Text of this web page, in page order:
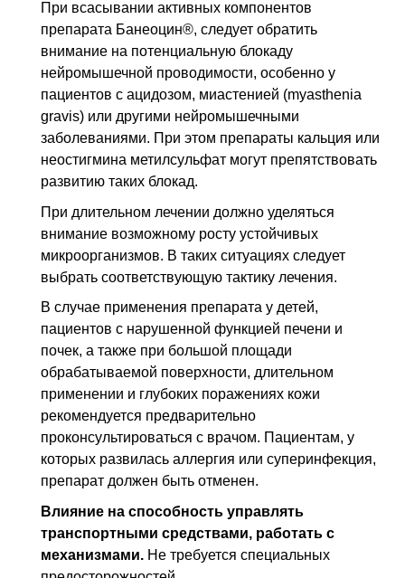
При всасывании активных компонентов
препарата Банеоцин®, следует обратить
внимание на потенциальную блокаду
нейромышечной проводимости, особенно у
пациентов с ацидозом, миастенией (myasthenia
gravis) или другими нейромышечными
заболеваниями. При этом препараты кальция или
неостигмина метилсульфат могут препятствовать
развитию таких блокад.
При длительном лечении должно уделяться
внимание возможному росту устойчивых
микроорганизмов. В таких ситуациях следует
выбрать соответствующую тактику лечения.
В случае применения препарата у детей,
пациентов с нарушенной функцией печени и
почек, а также при большой площади
обрабатываемой поверхности, длительном
применении и глубоких поражениях кожи
рекомендуется предварительно
проконсультироваться с врачом. Пациентам, у
которых развилась аллергия или суперинфекция,
препарат должен быть отменен.
Влияние на способность управлять
транспортными средствами, работать с
механизмами. Не требуется специальных